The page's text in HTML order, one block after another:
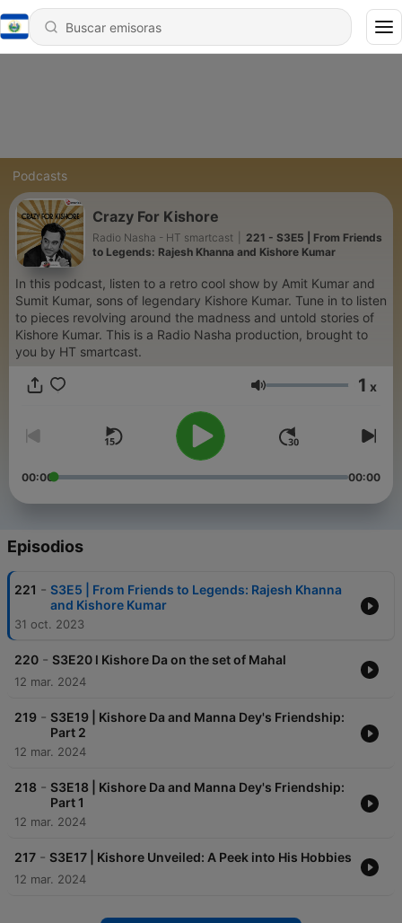
Podcasts
Crazy For Kishore
Radio Nasha - HT smartcast
221 - S3E5 | From Friends
to Legends: Rajesh Khanna and Kishore Kumar
In this podcast, listen to a retro cool show by Amit Kumar and
Sumit Kumar, sons of legendary Kishore Kumar. Tune in to listen
to pieces revolving around the madness and untold stories of
Kishore Kumar. This is a Radio Nasha production, brought to
you by HT smartcast.
Volumen 1 x
00:00 00:00
Episodios
221 - S3E5 | From Friends to Legends: Rajesh Khanna
and Kishore Kumar
31 oct. 2023
220 - S3E20 l Kishore Da on the set of Mahal
12 mar. 2024
219 - S3E19 | Kishore Da and Manna Dey's Friendship:
Part 2
12 mar. 2024
218 - S3E18 | Kishore Da and Manna Dey's Friendship:
Part 1
12 mar. 2024
217 - S3E17 | Kishore Unveiled: A Peek into His Hobbies
12 mar. 2024